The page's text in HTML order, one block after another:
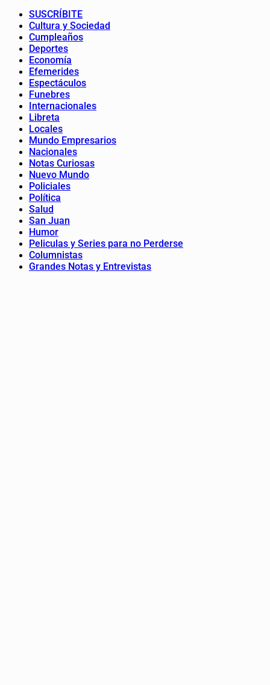
SUSCRÍBITE
Cultura y Sociedad
Cumpleaños
Deportes
Economía
Efemerides
Espectáculos
Funebres
Internacionales
Libreta
Locales
Mundo Empresarios
Nacionales
Notas Curiosas
Nuevo Mundo
Policiales
Política
Salud
San Juan
Humor
Peliculas y Series para no Perderse
Columnistas
Grandes Notas y Entrevistas